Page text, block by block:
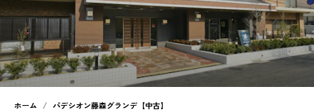
ホーム パデシオン藤森グランデ【中古】